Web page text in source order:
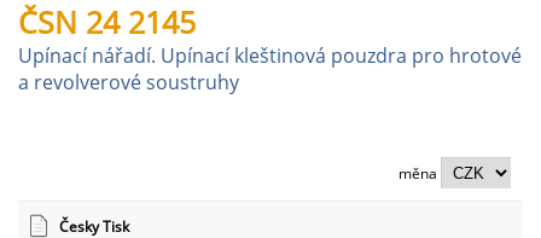
ČSN 24 2145
Upínací nářadí. Upínací kleštinová pouzdra pro hrotové
a revolverové soustruhy
měna
Česky Tisk